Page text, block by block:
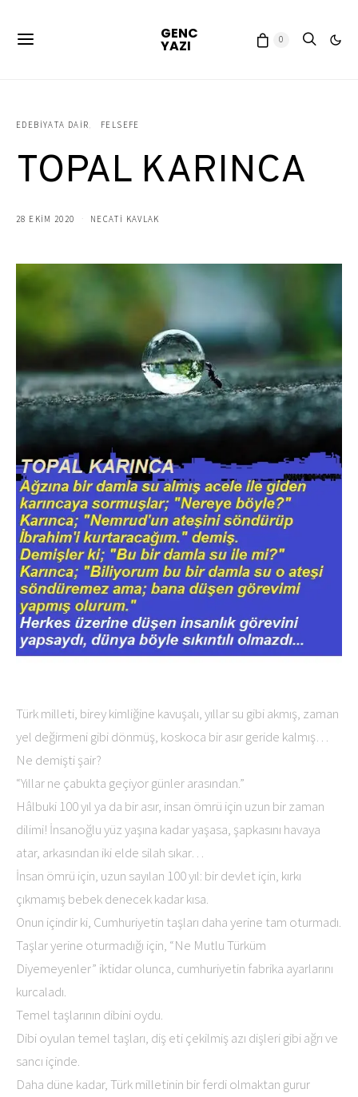
GENC
YAZI 0
EDEBIYATA DAIR FELSEFE
TOPAL KARINCA
28 EKIM 2020 NECATİ KAVLAK
Türk milleti, birey kimliğine kavuşalı, yıllar su gibi akmış, zaman
yel değirmeni gibi dönmüş, koskoca bir asır geride kalmış…
Ne demişti şair?
“Yıllar ne çabukta geçiyor günler arasından.”
Hâlbuki 100 yıl ya da bir asır, insan ömrü için uzun bir zaman
dilimi! İnsanoğlu yüz yaşına kadar yaşasa, şapkasını havaya
atar, arkasından iki elde silah sıkar…
İnsan ömrü için, uzun sayılan 100 yıl: bir devlet için, kırkı
çıkmamış bebek denecek kadar kısa.
Onun içindir ki, Cumhuriyetin taşları daha yerine tam oturmadı.
Taşlar yerine oturmadığı için, “Ne Mutlu Türküm
Diyemeyenler” iktidar olunca, cumhuriyetin fabrika ayarlarını
kurcaladı.
Temel taşlarının dibini oydu.
Dibi oyulan temel taşları, diş eti çekilmiş azı dişleri gibi ağrı ve
sancı içinde.
Daha düne kadar, Türk milletinin bir ferdi olmaktan gurur